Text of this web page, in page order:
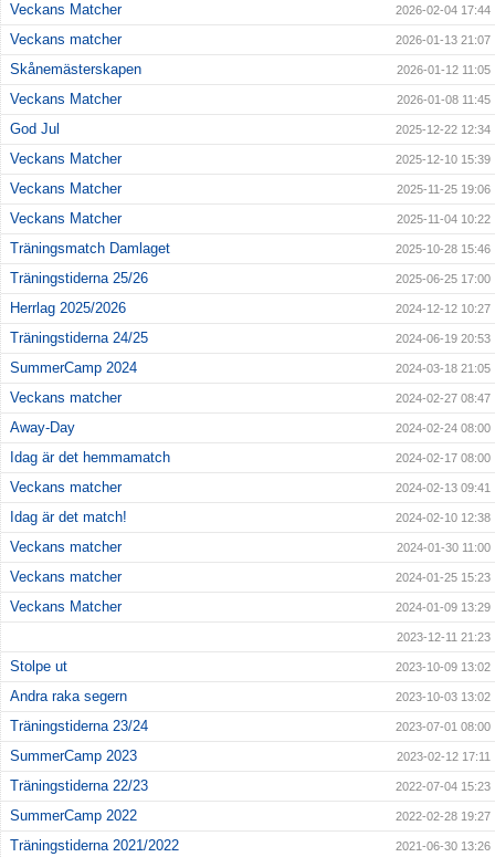
Veckans Matcher 2026-02-04 17:44
Veckans matcher 2026-01-13 21:07
Skånemästerskapen 2026-01-12 11:05
Veckans Matcher 2026-01-08 11:45
God Jul 2025-12-22 12:34
Veckans Matcher 2025-12-10 15:39
Veckans Matcher 2025-11-25 19:06
Veckans Matcher 2025-11-04 10:22
Träningsmatch Damlaget 2025-10-28 15:46
Träningstiderna 25/26 2025-06-25 17:00
Herrlag 2025/2026 2024-12-12 10:27
Träningstiderna 24/25 2024-06-19 20:53
SummerCamp 2024 2024-03-18 21:05
Veckans matcher 2024-02-27 08:47
Away-Day 2024-02-24 08:00
Idag är det hemmamatch 2024-02-17 08:00
Veckans matcher 2024-02-13 09:41
Idag är det match! 2024-02-10 12:38
Veckans matcher 2024-01-30 11:00
Veckans matcher 2024-01-25 15:23
Veckans Matcher 2024-01-09 13:29
2023-12-11 21:23
Stolpe ut 2023-10-09 13:02
Andra raka segern 2023-10-03 13:02
Träningstiderna 23/24 2023-07-01 08:00
SummerCamp 2023 2023-02-12 17:11
Träningstiderna 22/23 2022-07-04 15:23
SummerCamp 2022 2022-02-28 19:27
Träningstiderna 2021/2022 2021-06-30 13:26